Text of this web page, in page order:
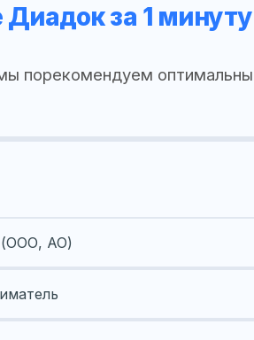
за 1 минуту
порекомендуем
(ООО, АО)